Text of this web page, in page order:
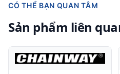
CÓ THỂ BẠN QUAN TÂM
Sản phẩm liên